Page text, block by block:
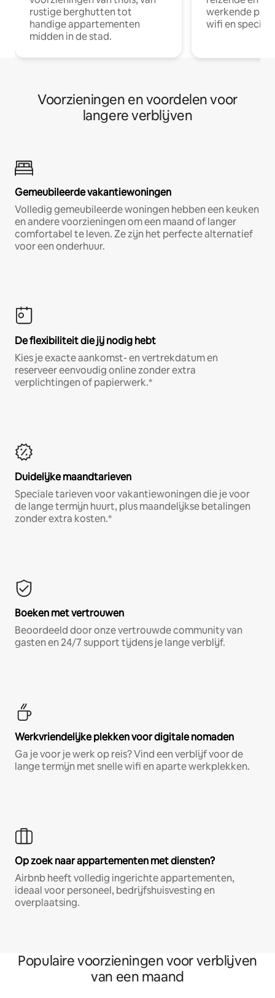
rustige berghutten tot
handige appartementen
midden in de stad.
werkende
wifi en
Voorzieningen en voordelen voor
langere verblijven
Gemeubileerde vakantiewoningen
Volledig gemeubileerde woningen hebben een keuken
en andere voorzieningen om een maand of langer
comfortabel te leven. Ze zijn het perfecte alternatief
voor een onderhuur.
De flexibiliteit die jij nodig hebt
Kies je exacte aankomst- en vertrekdatum en
reserveer eenvoudig online zonder extra
verplichtingen of papierwerk.*
Duidelijke maandtarieven
Speciale tarieven voor vakantiewoningen die je voor
de lange termijn huurt, plus maandelijkse betalingen
zonder extra kosten.*
Boeken met vertrouwen
Beoordeeld door onze vertrouwde community van
gasten en 24/7 support tijdens je lange verblijf.
Werkvriendelijke plekken voor digitale nomaden
Ga je voor je werk op reis? Vind een verblijf voor de
lange termijn met snelle wifi en aparte werkplekken.
Op zoek naar appartementen met diensten?
Airbnb heeft volledig ingerichte appartementen,
ideaal voor personeel, bedrijfshuisvesting en
overplaatsing.
Populaire voorzieningen voor verblijven
van een maand